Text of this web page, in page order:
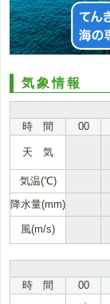
気象情報
時 間
00
天 気
気温(℃)
降水量(mm)
風(m/s)
時 間
00